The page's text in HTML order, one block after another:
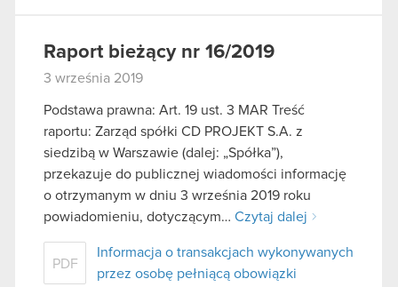
Raport bieżący nr 16/2019
3 września 2019
Podstawa prawna: Art. 19 ust. 3 MAR Treść
raportu: Zarząd spółki CD PROJEKT S.A. z
siedzibą w Warszawie (dalej: „Spółka”),
przekazuje do publicznej wiadomości informację
o otrzymanym w dniu 3 września 2019 roku
powiadomieniu, dotyczącym… Czytaj dalej
PDF
Informacja o transakcjach wykonywanych
przez osobę pełniącą obowiązki